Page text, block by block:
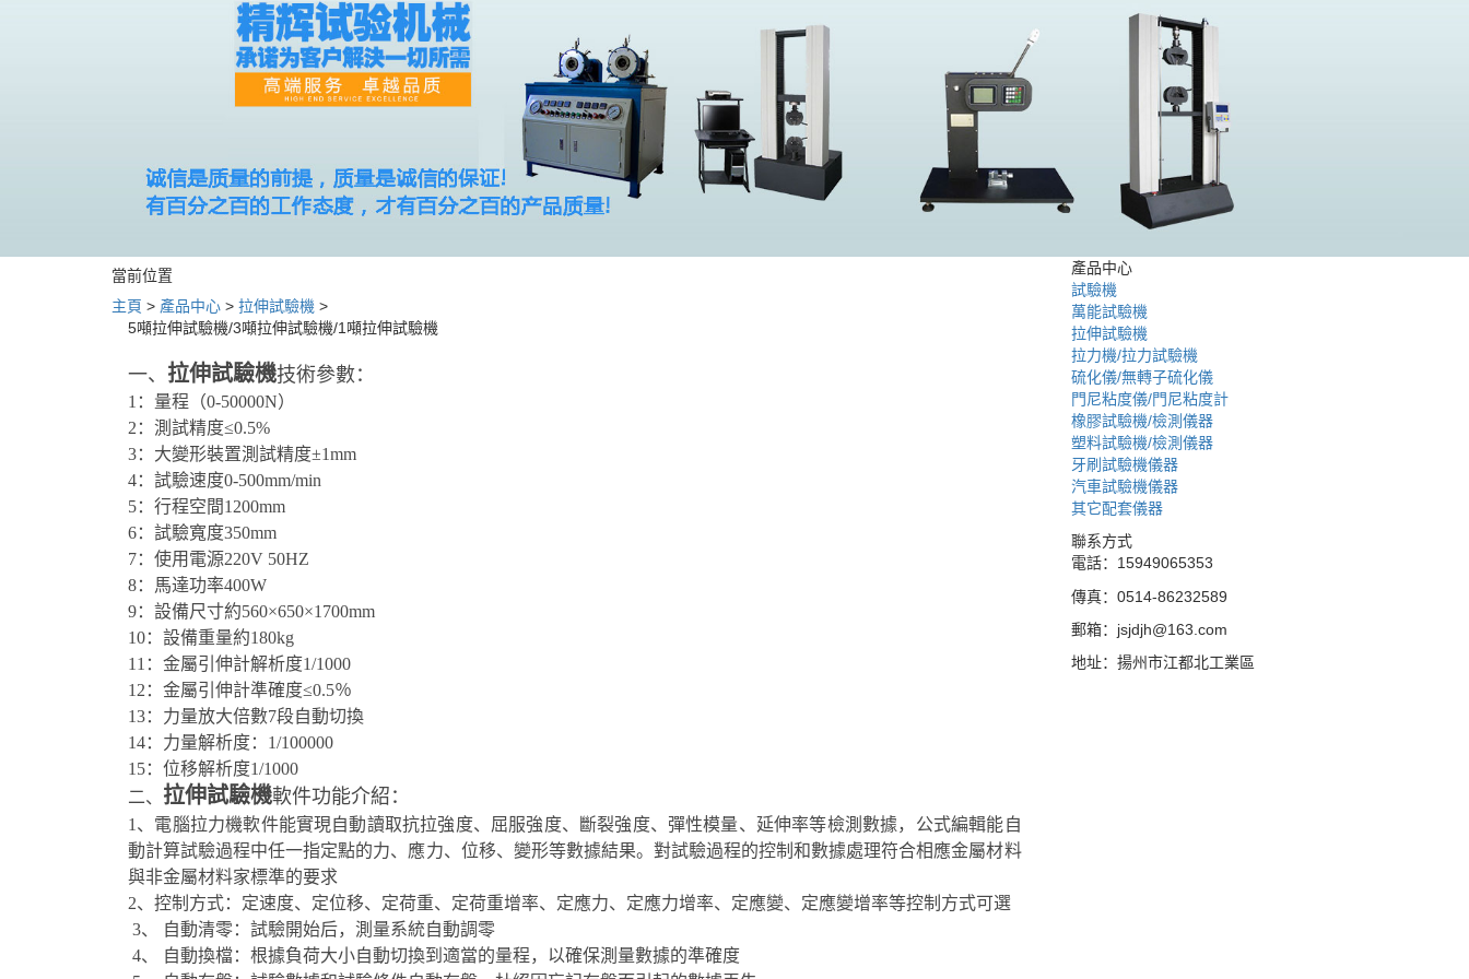
當前位置
主頁 > 產品中心 > 拉伸試驗機 >
5噸拉伸試驗機/3噸拉伸試驗機/1噸拉伸試驗機
一、 拉伸試驗機技術參數：
1：量程（0-50000N）
2：測試精度≤0.5%
3：大變形裝置測試精度±1mm
4：試驗速度0-500mm/min
5：行程空間1200mm
6：試驗寬度350mm
7：使用電源220V 50HZ
8：馬達功率400W
9：設備尺寸約560×650×1700mm
10：設備重量約180kg
11：金屬引伸計解析度1/1000
12：金屬引伸計準確度≤0.5％
13：力量放大倍數7段自動切換
14：力量解析度：1/100000
15：位移解析度1/1000
二、 拉伸試驗機軟件功能介紹：
1、電腦拉力機軟件能實現自動讀取抗拉強度、屈服強度、斷裂強度、彈性模量、延伸率等檢測數據，公式編輯能自
動計算試驗過程中任一指定點的力、應力、位移、變形等數據結果。對試驗過程的控制和數據處理符合相應金屬材料
與非金屬材料家標準的要求
2、控制方式：定速度、定位移、定荷重、定荷重增率、定應力、定應力增率、定應變、定應變增率等控制方式可選
3、 自動清零：試驗開始后，測量系統自動調零
4、 自動換檔：根據負荷大小自動切換到適當的量程，以確保測量數據的準確度
產品中心
試驗機
萬能試驗機
拉伸試驗機
拉力機/拉力試驗機
硫化儀/無轉子硫化儀
門尼粘度儀/門尼粘度計
橡膠試驗機/檢測儀器
塑料試驗機/檢測儀器
牙刷試驗機儀器
汽車試驗機儀器
其它配套儀器
聯系方式
電話：15949065353
傳真：0514-86232589
郵箱：jsjdjh@163.com
地址：揚州市江都北工業區